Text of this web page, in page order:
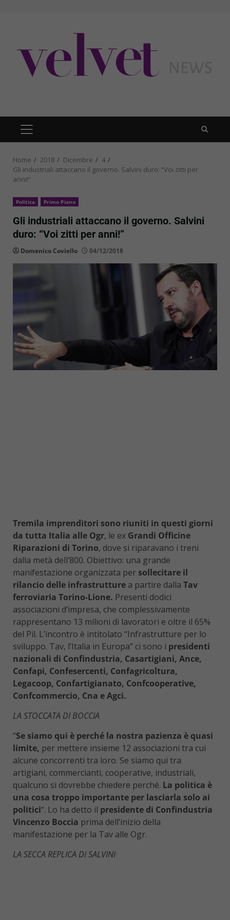
PRIMARY
MENU
Home 2018 Dicembre
4
Gli industriali attaccano il governo. Salvini duro: “Voi zitti per
anni!”
Politica Primo Piano
Gli industriali attaccano il governo. Salvini
duro: “Voi zitti per anni!”
Domenico Coviello 04/12/2018
Tremila imprenditori sono riuniti in questi giorni
da tutta Italia alle Ogr, le ex Grandi Officine
Riparazioni di Torino, dove si riparavano i treni
dalla metà dell’800. Obiettivo: una grande
manifestazione organizzata per sollecitare il
rilancio delle infrastrutture a partire dalla Tav
ferroviaria Torino-Lione. Presenti dodici
associazioni d’impresa, che complessivamente
rappresentano 13 milioni di lavoratori e oltre il 65%
del Pil. L’incontro è intitolato “Infrastrutture per lo
sviluppo. Tav, l’Italia in Europa” ci sono i presidenti
nazionali di Confindustria, Casartigiani, Ance,
Confapi, Confesercenti, Confagricoltura,
Legacoop, Confartigianato, Confcooperative,
Confcommercio, Cna e Agci.
LA STOCCATA DI BOCCIA
“Se siamo qui è perché la nostra pazienza è quasi
limite, per mettere insieme 12 associazioni tra cui
alcune concorrenti tra loro. Se siamo qui tra
artigiani, commercianti, cooperative, industriali,
qualcuno si dovrebbe chiedere perché. La politica è
una cosa troppo importante per lasciarla solo ai
politici“. Lo ha detto il presidente di Confindustria
Vincenzo Boccia prima dell’inizio della
manifestazione per la Tav alle Ogr.
LA SECCA REPLICA DI SALVINI